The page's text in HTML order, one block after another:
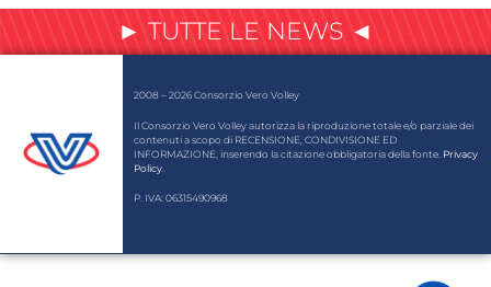
► TUTTE LE NEWS ◄
2008 – 2026 Consorzio Vero Volley
Il Consorzio Vero Volley autorizza la riproduzione totale e/o parziale dei
contenuti a scopo di RECENSIONE, CONDIVISIONE ED
INFORMAZIONE, inserendo la citazione obbligatoria della fonte. Privacy
Policy
P. IVA: 06315490968